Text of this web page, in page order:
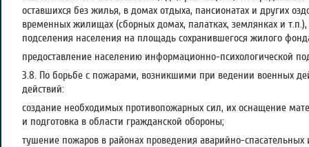
оставшихся без жилья, в домах отдыха, пансионатах и других
временных жилищах (сборных домах, палатках, землянках и
подселения населения на площадь сохранившегося жилого
предоставление населению информационно-психологической
3.8. По борьбе с пожарами, возникшими при ведении военных
действий:
создание необходимых противопожарных сил, их оснащение
и подготовка в области гражданской обороны;
тушение пожаров в районах проведения аварийно-